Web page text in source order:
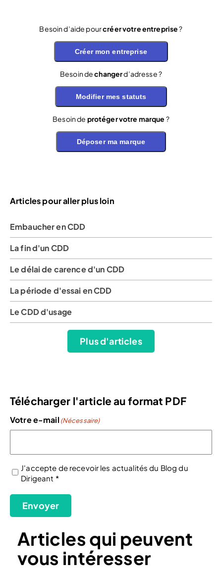
Besoin d’aide pourcréer votre entreprise?
Créer mon entreprise
Besoin dechangerd’adresse ?
Modifier mes statuts
Besoin de protéger votre marque ?
Déposer ma marque
Articles pour aller plus loin
Embaucher en CDD
La fin d'un CDD
Le délai de carence d'un CDD
La période d'essai en CDD
Le CDD d'usage
Plus d'articles
Télécharger l'article au format PDF
Votre e-mail (Nécessaire)
(Nécessaire)
J'accepte de recevoir les actualités du Blog du
Dirigeant *
Envoyer
Articles qui peuvent
vous intéresser